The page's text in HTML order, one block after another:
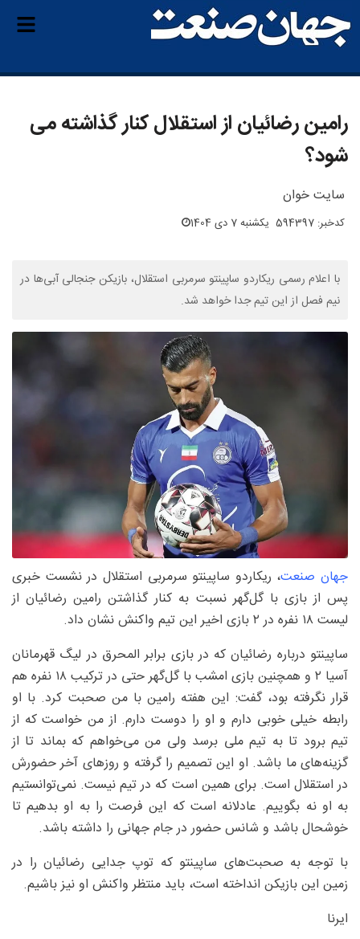
رامین رضائیان از استقلال کنار گذاشته می
شود؟
سایت خوان
کدخبر: 594397 یکشنبه 7 دی 1404
با اعلام رسمی ریکاردو ساپینتو سرمربی استقلال، بازیکن جنجالی آبی‌ها در
نیم فصل از این تیم جدا خواهد شد.
جهان صنعت، ریکاردو ساپینتو سرمربی استقلال در نشست خبری
پس از بازی با گل‌گهر نسبت به کنار گذاشتن رامین رضائیان از
لیست ۱۸ نفره در ۲ بازی اخیر این تیم واکنش نشان داد.
ساپینتو درباره رضائیان که در بازی برابر المحرق در لیگ قهرمانان
آسیا ۲ و همچنین بازی امشب با گل‌گهر حتی در ترکیب ۱۸ نفره هم
قرار نگرفته بود، گفت: این هفته رامین با من صحبت کرد. با او
رابطه خیلی خوبی دارم و او را دوست دارم. از من خواست که از
تیم برود تا به تیم ملی برسد ولی من می‌خواهم که بماند تا از
گزینه‌های ما باشد. او این تصمیم را گرفته و روزهای آخر حضورش
در استقلال است. برای همین است که در تیم نیست. نمی‌توانستیم
به او نه بگوییم. عادلانه است که این فرصت را به او بدهیم تا
خوشحال باشد و شانس حضور در جام جهانی را داشته باشد.
با توجه به صحبت‌های ساپینتو که توپ جدایی رضائیان را در
زمین این بازیکن انداخته است، باید منتظر واکنش او نیز باشیم.
ایرنا